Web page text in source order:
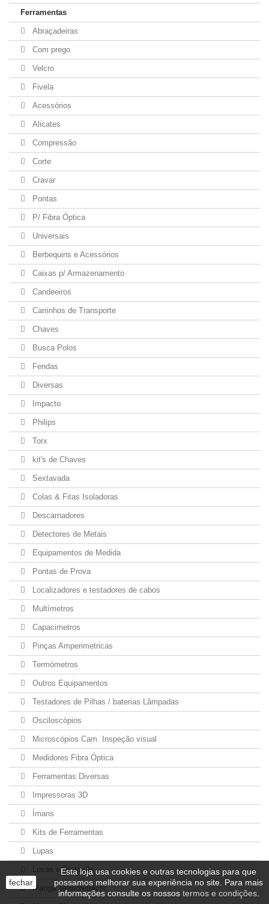
Ferramentas
Abraçadeiras
Com prego
Velcro
Fivela
Acessórios
Alicates
Compressão
Corte
Cravar
Pontas
P/ Fibra Óptica
Universais
Berbequins e Acessórios
Caixas p/ Armazenamento
Candeeiros
Carrinhos de Transporte
Chaves
Busca Polos
Fendas
Diversas
Impacto
Philips
Torx
kit's de Chaves
Sextavada
Colas & Fitas Isoladoras
Descarnadores
Detectores de Metais
Equipamentos de Medida
Pontas de Prova
Localizadores e testadores de cabos
Multímetros
Capacimetros
Pinças Amperimetricas
Termómetros
Outros Equipamentos
Testadores de Pilhas / baterias Lâmpadas
Osciloscópios
Microscópios Cam. Inspeção visual
Medidores Fibra Óptica
Ferramentas Diversas
Impressoras 3D
Ímans
Kits de Ferramentas
Lupas
Luvas e Proteção
Manga Termoretractil
fechar
Esta loja usa cookies e outras tecnologias para que
possamos melhorar sua experiência no site. Para mais
informações consulte os nossos termos e condições.